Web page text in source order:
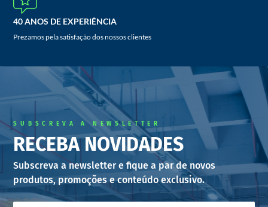
40 ANOS DE EXPERIÊNCIA
Prezamos pela satisfação dos nossos clientes
SUBSCREVA A NEWSLETTER
RECEBA NOVIDADES
Subscreva a newsletter e fique a par de novos
produtos, promoções e conteúdo exclusivo.